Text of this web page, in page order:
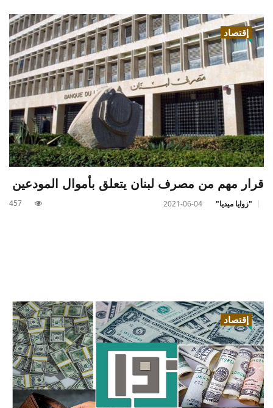
إقتصاد
قرار مهم من مصرف لبنان يتعلق بأموال المودعين
"زوايا ميديا" 2021-06-04
457
إقتصاد